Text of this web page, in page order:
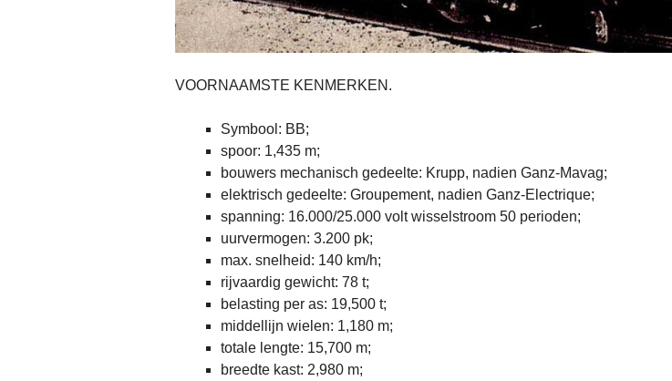
VOORNAAMSTE KENMERKEN.
Symbool: BB;
spoor: 1,435 m;
bouwers mechanisch gedeelte: Krupp, nadien Ganz-Mavag;
elektrisch gedeelte: Groupement, nadien Ganz-Electrique;
spanning: 16.000/25.000 volt wisselstroom 50 perioden;
uurvermogen: 3.200 pk;
max. snelheid: 140 km/h;
rijvaardig gewicht: 78 t;
belasting per as: 19,500 t;
middellijn wielen: 1,180 m;
totale lengte: 15,700 m;
breedte kast: 2,980 m;